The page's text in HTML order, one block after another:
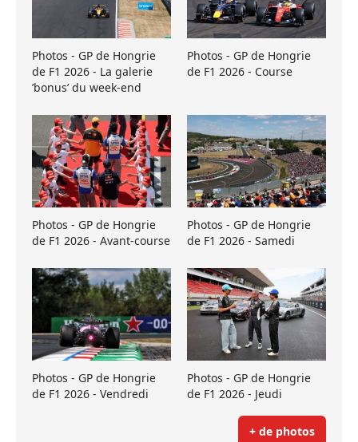
Photos - GP de Hongrie
de F1 2026 - La galerie
’bonus’ du week-end
Photos - GP de Hongrie
de F1 2026 - Course
Photos - GP de Hongrie
de F1 2026 - Avant-course
Photos - GP de Hongrie
de F1 2026 - Samedi
Photos - GP de Hongrie
de F1 2026 - Vendredi
Photos - GP de Hongrie
de F1 2026 - Jeudi
+ de photos